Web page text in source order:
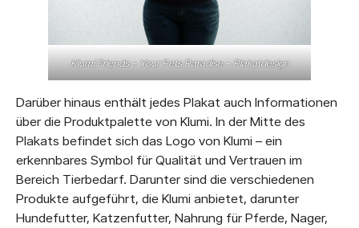
Klumi Friends – Your Pets Paradise – Plakatdesign
Darüber hinaus enthält jedes Plakat auch Informationen
über die Produktpalette von Klumi. In der Mitte des
Plakats befindet sich das Logo von Klumi – ein
erkennbares Symbol für Qualität und Vertrauen im
Bereich Tierbedarf. Darunter sind die verschiedenen
Produkte aufgeführt, die Klumi anbietet, darunter
Hundefutter, Katzenfutter, Nahrung für Pferde, Nager,